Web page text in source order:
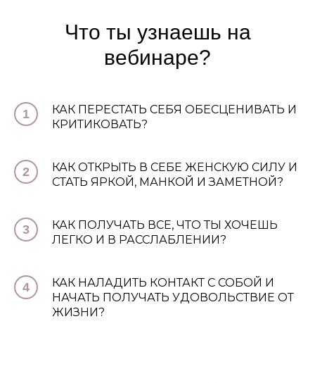
Что ты узнаешь на
вебинаре?
1
КАК ПЕРЕСТАТЬ СЕБЯ ОБЕСЦЕНИВАТЬ И
КРИТИКОВАТЬ?
2
КАК ОТКРЫТЬ В СЕБЕ ЖЕНСКУЮ СИЛУ И
СТАТЬ ЯРКОЙ, МАНКОЙ И ЗАМЕТНОЙ?
3
КАК ПОЛУЧАТЬ ВСЕ, ЧТО ТЫ ХОЧЕШЬ
ЛЕГКО И В РАССЛАБЛЕНИИ?
4
КАК НАЛАДИТЬ КОНТАКТ С СОБОЙ И
НАЧАТЬ ПОЛУЧАТЬ УДОВОЛЬСТВИЕ ОТ
ЖИЗНИ?